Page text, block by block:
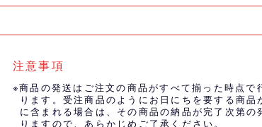
注意事項
※商品の発送はご注文の商品がすべて揃った時点で
ります。受注商品のようにお日にちを要する商品
に含まれる場合は、その商品の納品が完了次第の
りますので、あらかじめご了承ください。